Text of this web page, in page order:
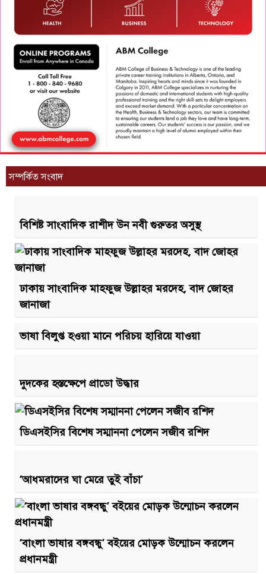
সম্পর্কিত সংবাদ
বিশিষ্ট সাংবাদিক রাশীদ উন নবী গুরুতর অসুস্থ
ঢাকায় সাংবাদিক মাহফুজ উল্লাহর মরদেহ, বাদ জোহর
জানাজা
ভাষা বিলুপ্ত হওয়া মানে পরিচয় হারিয়ে যাওয়া
দুদকের হস্তক্ষেপে প্রাডো উদ্ধার
ডিএসইসির বিশেষ সম্মাননা পেলেন সজীব রশিদ
‘আধমরাদের ঘা মেরে তুই বাঁচা’
‘বাংলা ভাষার বঙ্গবন্ধু’ বইয়ের মোড়ক উন্মোচন করলেন
প্রধানমন্ত্রী